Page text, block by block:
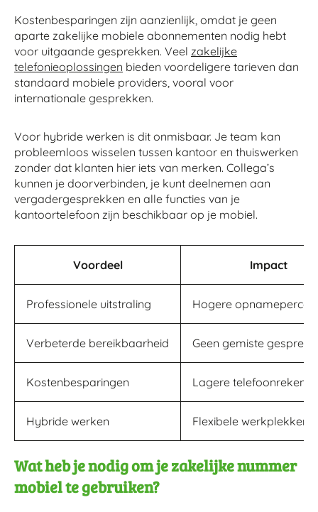
Kostenbesparingen zijn aanzienlijk, omdat je geen
aparte zakelijke mobiele abonnementen nodig hebt
voor uitgaande gesprekken. Veel zakelijke
telefonieoplossingen bieden voordeligere tarieven dan
standaard mobiele providers, vooral voor
internationale gesprekken.
Voor hybride werken is dit onmisbaar. Je team kan
probleemloos wisselen tussen kantoor en thuiswerken
zonder dat klanten hier iets van merken. Collega’s
kunnen je doorverbinden, je kunt deelnemen aan
vergadergesprekken en alle functies van je
kantoortelefoon zijn beschikbaar op je mobiel.
Voordeel Impact
Professionele uitstraling Hogere
Verbeterde bereikbaarheid Geen gemiste
Kostenbesparingen Lagere
Hybride werken Flexibele werkplekken
Wat heb je nodig om je zakelijke nummer
mobiel te gebruiken?